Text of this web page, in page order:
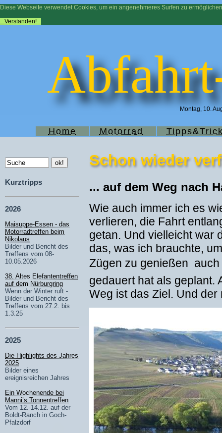
Diese Webseite verwendet Cookies, um ein angenehmeres Surfen zu
Verstanden!
Montag, 10.
Home Motorrad
Kurztripps
2026
Maisuppe-Essen - das
Motorradtreffen beim
Nikolaus
Bilder und Bericht des
Treffens vom 08-
10.05.2026
38. Altes Elefantentreffen
auf dem Nürburgring
Wenn der Winter ruft -
Bilder und Bericht des
Treffens vom 27.2. bis
1.3.25
2025
Die Highlights des Jahres
2025
Bilder eines
ereignisreichen Jahres
Ein Wochenende bei
Manni’s Tonnentreffen
Vom 12.-14.12. auf der
Boldt-Ranch in Goch-
Pfalzdorf
Schon wieder
... auf dem Weg nach
Wie auch immer ich es
verlieren, die Fahrt
getan. Und vielleicht war
das, was ich brauchte,
Zügen zu genießen 
gedauert hat als geplant.
Weg ist das Ziel. Und